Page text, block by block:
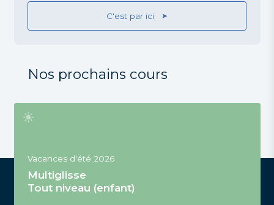
C'est par ici
Nos prochains cours
Vacances d'été 2026
Multiglisse
Tout niveau (enfant)